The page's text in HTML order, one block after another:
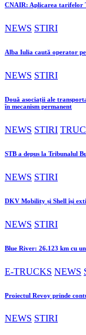
CNAIR: Aplicarea tarifelor
NEWS STIRI
Alba Iulia caută operator
NEWS STIRI
Două asociații ale
în mecanism permanent
NEWS STIRI
STB a depus la Tribunalul
NEWS STIRI
DKV Mobility și Shell își
NEWS STIRI
Blue River: 26.123 km cu
E-TRUCKS NEWS
Proiectul Revoy prinde
NEWS STIRI